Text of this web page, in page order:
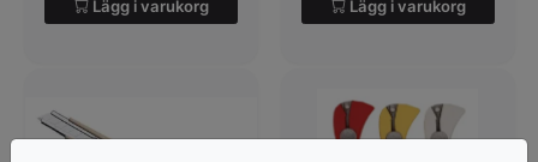
Lägg i varukorg Lägg i varukorg